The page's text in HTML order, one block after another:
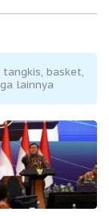
basket,
lainnya